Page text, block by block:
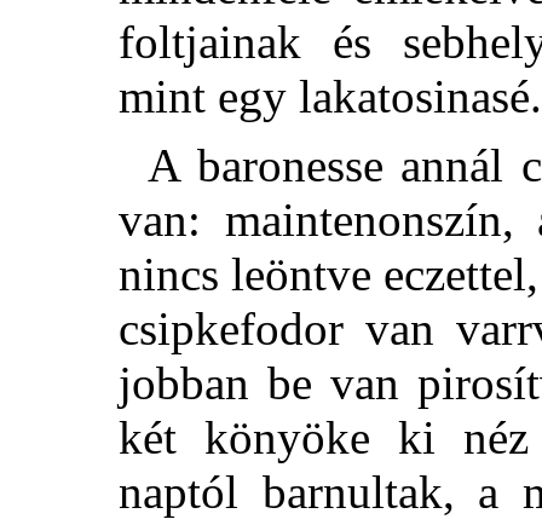
foltjainak és
mint egy lakatosinasé.
A baronesse annál
van:
nincs leöntve
csipkefodor van
jobban be van
két könyöke ki
naptól barnultak, a